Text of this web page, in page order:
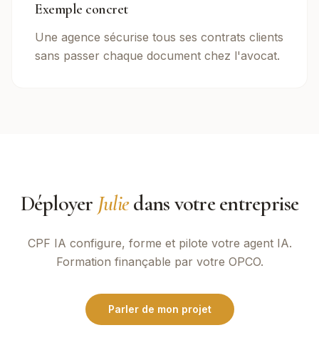
Exemple concret
Une agence sécurise tous ses contrats clients
sans passer chaque document chez l'avocat.
Déployer Juliedans votre entreprise
CPF IA configure, forme et pilote votre agent IA.
Formation finançable par votre OPCO.
Parler de mon projet